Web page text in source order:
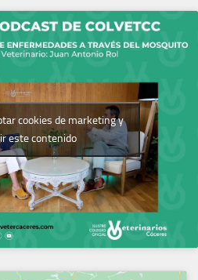
cookies de marketing y
este contenido